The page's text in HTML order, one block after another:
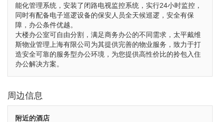
能化管理系统，安装了闭路电视监控系统，实行24小时监控，
同时有配备电子巡逻设备的保安人员全天候巡逻，安全有保
障，办公条件优越。
大楼办公室可自由分割，满足商务办公的不同需求，太平戴维
斯物业管理上海有限公司为其提供完善的物业服务，致力于打
造安全可靠的服务型办公环境，为您提供高性价比的拎包入住
办公解决方案。
周边信息
附近的酒店